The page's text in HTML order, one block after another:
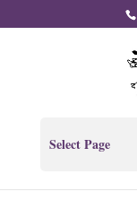
Select Page